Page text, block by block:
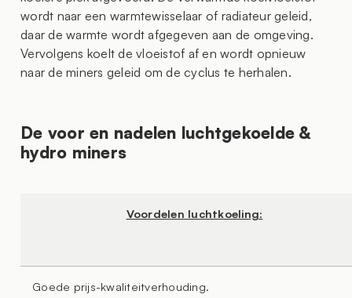
wordt naar een warmtewisselaar of radiateur geleid,
daar de warmte wordt afgegeven aan de omgeving.
Vervolgens koelt de vloeistof af en wordt opnieuw
naar de miners geleid om de cyclus te herhalen.
De voor en nadelen luchtgekoelde &
hydro miners
Voordelen luchtkoeling:
Goede prijs-kwaliteitverhouding.